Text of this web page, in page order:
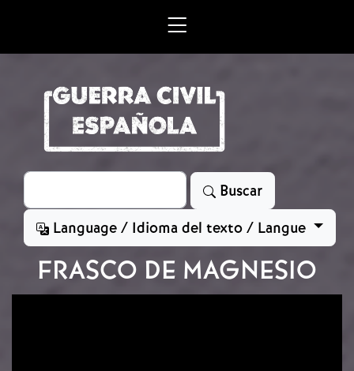
Search
Buscar
Language / Idioma del texto / Langue
FRASCO DE MAGNESIO